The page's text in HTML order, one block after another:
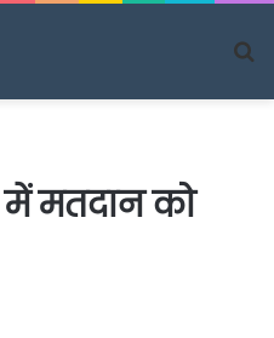
में मतदान को